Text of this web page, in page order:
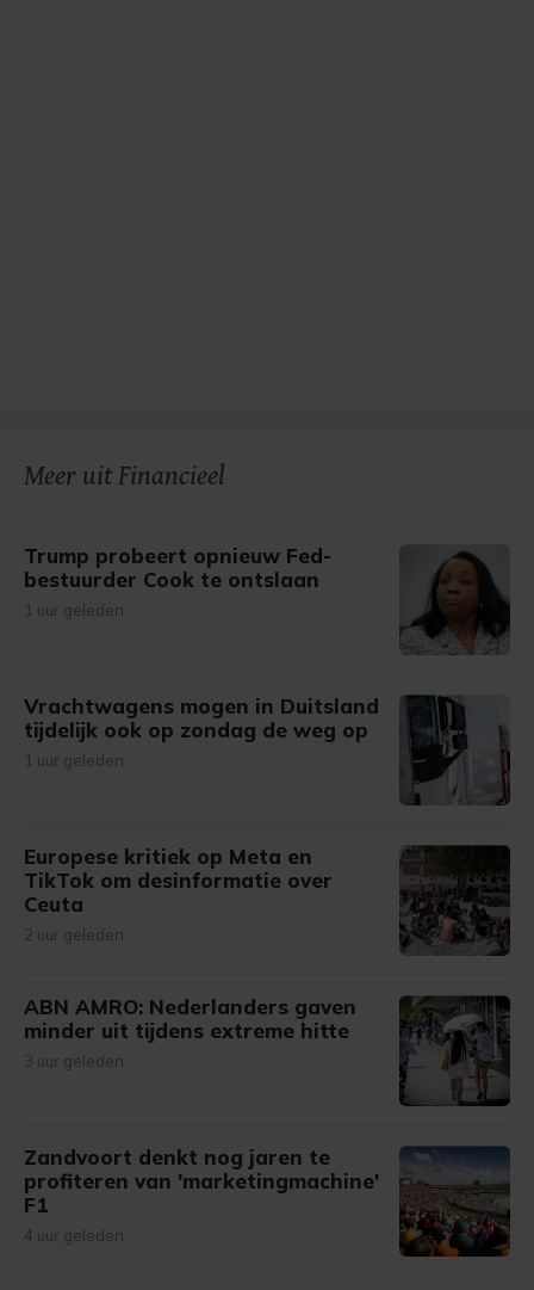
Meer uit Financieel
Trump probeert opnieuw Fed-
bestuurder Cook te ontslaan
1 uur geleden
Vrachtwagens mogen in Duitsland
tijdelijk ook op zondag de weg op
1 uur geleden
Europese kritiek op Meta en
TikTok om desinformatie over
Ceuta
2 uur geleden
ABN AMRO: Nederlanders gaven
minder uit tijdens extreme hitte
3 uur geleden
Zandvoort denkt nog jaren te
profiteren van 'marketingmachine'
F1
4 uur geleden